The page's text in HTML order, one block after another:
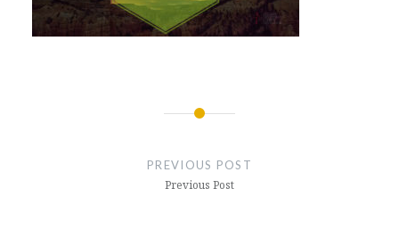
PREVIOUS POST
Previous Post